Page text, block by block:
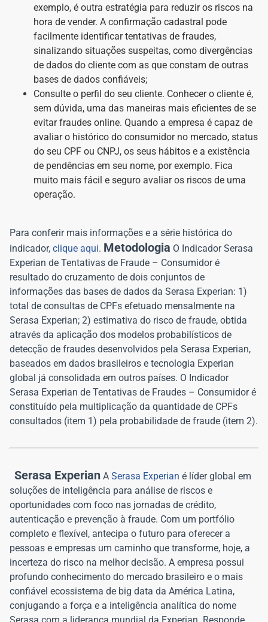
exemplo, é outra estratégia para reduzir os riscos na
hora de vender. A confirmação cadastral pode
facilmente identificar tentativas de fraudes,
sinalizando situações suspeitas, como divergências
de dados do cliente com as que constam de outras
bases de dados confiáveis;
Consulte o perfil do seu cliente. Conhecer o cliente é,
sem dúvida, uma das maneiras mais eficientes de se
evitar fraudes online. Quando a empresa é capaz de
avaliar o histórico do consumidor no mercado, status
do seu CPF ou CNPJ, os seus hábitos e a existência
de pendências em seu nome, por exemplo. Fica
muito mais fácil e seguro avaliar os riscos de uma
operação.
Para conferir mais informações e a série histórica do
indicador, clique aqui. Metodologia O Indicador Serasa
Experian de Tentativas de Fraude – Consumidor é
resultado do cruzamento de dois conjuntos de
informações das bases de dados da Serasa Experian: 1)
total de consultas de CPFs efetuado mensalmente na
Serasa Experian; 2) estimativa do risco de fraude, obtida
através da aplicação dos modelos probabilísticos de
detecção de fraudes desenvolvidos pela Serasa Experian,
baseados em dados brasileiros e tecnologia Experian
global já consolidada em outros países. O Indicador
Serasa Experian de Tentativas de Fraudes – Consumidor é
constituído pela multiplicação da quantidade de CPFs
consultados (item 1) pela probabilidade de fraude (item 2).
Serasa Experian A Serasa Experian é líder global em
soluções de inteligência para análise de riscos e
oportunidades com foco nas jornadas de crédito,
autenticação e prevenção à fraude. Com um portfólio
completo e flexível, antecipa o futuro para oferecer a
pessoas e empresas um caminho que transforme, hoje, a
incerteza do risco na melhor decisão. A empresa possui
profundo conhecimento do mercado brasileiro e o mais
confiável ecossistema de big data da América Latina,
conjugando a força e a inteligência analítica do nome